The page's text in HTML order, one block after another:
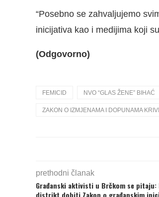
“Posebno se zahvaljujemo
inicijativa kao i medijima koji
(Odgovorno)
FEMICID NVO “GLAS ŽENE” BIHAĆ
ZAKON O IZMJENAMA I DOPUNAMA
prethodni članak
Građanski aktivisti u Brčkom se pitaju:
distrikt dobiti Zakon o građanskim